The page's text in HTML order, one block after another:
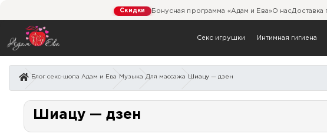
Скидки Бонусная программа «Адам и Ева»О насДоставка
Секс игрушки Интимная гигиена
Блог секс-шопа Адам и Ева Музыка Для массажа Шиацу — дзен
Шиацу — дзен